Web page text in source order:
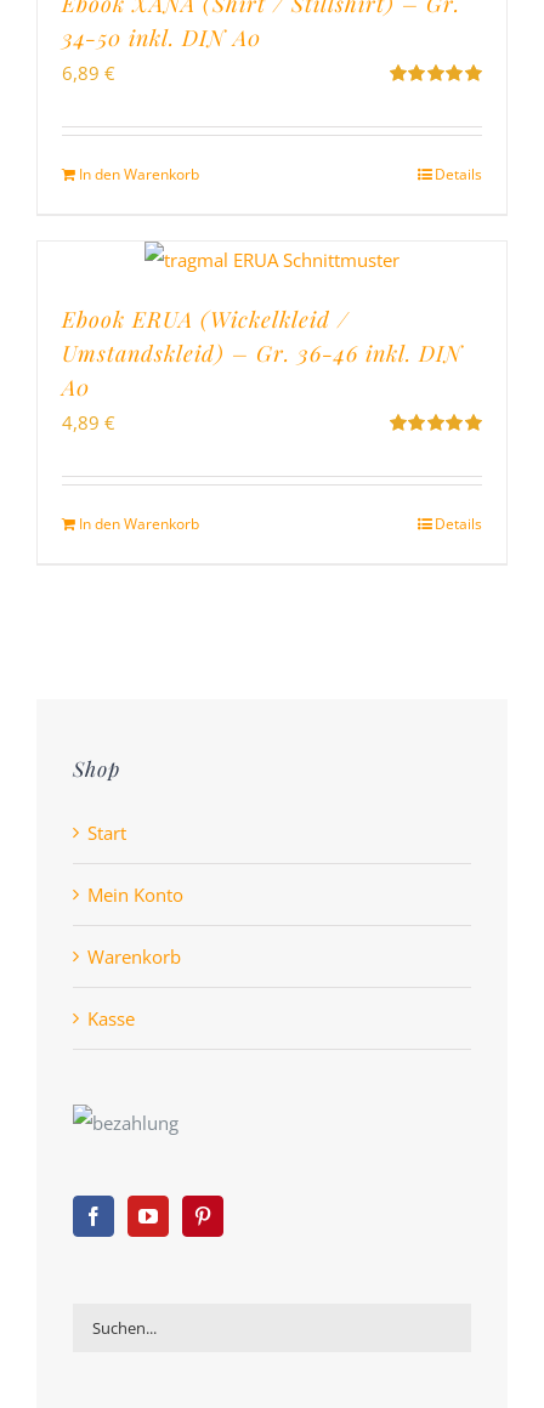
34-50 inkl. DIN A0
5
6,89 €
In den Warenkorb Details
Ebook ERUA (Wickelkleid /
Umstandskleid) – Gr. 36-46 inkl. DIN
A0
5
4,89 €
In den Warenkorb Details
Shop
Start
Mein Konto
Warenkorb
Kasse